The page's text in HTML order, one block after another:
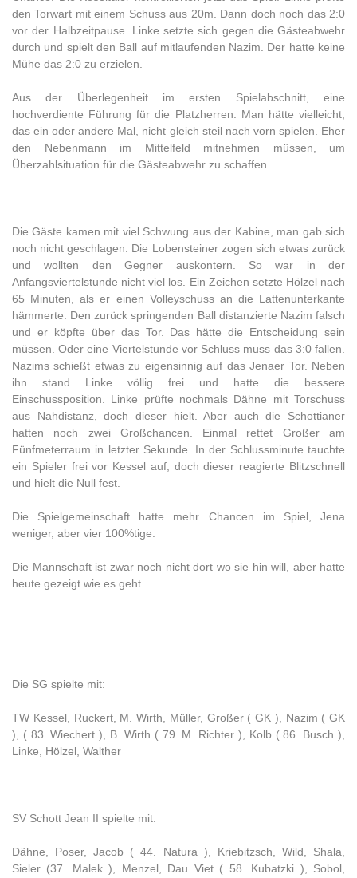
den Torwart mit einem Schuss aus 20m. Dann doch noch das 2:0
vor der Halbzeitpause. Linke setzte sich gegen die Gästeabwehr
durch und spielt den Ball auf mitlaufenden Nazim. Der hatte keine
Mühe das 2:0 zu erzielen.
Aus der Überlegenheit im ersten Spielabschnitt, eine
hochverdiente Führung für die Platzherren. Man hätte vielleicht,
das ein oder andere Mal, nicht gleich steil nach vorn spielen. Eher
den Nebenmann im Mittelfeld mitnehmen müssen, um
Überzahlsituation für die Gästeabwehr zu schaffen.
Die Gäste kamen mit viel Schwung aus der Kabine, man gab sich
noch nicht geschlagen. Die Lobensteiner zogen sich etwas zurück
und wollten den Gegner auskontern. So war in der
Anfangsviertelstunde nicht viel los. Ein Zeichen setzte Hölzel nach
65 Minuten, als er einen Volleyschuss an die Lattenunterkante
hämmerte. Den zurück springenden Ball distanzierte Nazim falsch
und er köpfte über das Tor. Das hätte die Entscheidung sein
müssen. Oder eine Viertelstunde vor Schluss muss das 3:0 fallen.
Nazims schießt etwas zu eigensinnig auf das Jenaer Tor. Neben
ihn stand Linke völlig frei und hatte die bessere
Einschussposition. Linke prüfte nochmals Dähne mit Torschuss
aus Nahdistanz, doch dieser hielt. Aber auch die Schottianer
hatten noch zwei Großchancen. Einmal rettet Großer am
Fünfmeterraum in letzter Sekunde. In der Schlussminute tauchte
ein Spieler frei vor Kessel auf, doch dieser reagierte Blitzschnell
und hielt die Null fest.
Die Spielgemeinschaft hatte mehr Chancen im Spiel, Jena
weniger, aber vier 100%tige.
Die Mannschaft ist zwar noch nicht dort wo sie hin will, aber hatte
heute gezeigt wie es geht.
Die SG spielte mit:
TW Kessel, Ruckert, M. Wirth, Müller, Großer ( GK ), Nazim ( GK
), ( 83. Wiechert ), B. Wirth ( 79. M. Richter ), Kolb ( 86. Busch ),
Linke, Hölzel, Walther
SV Schott Jean II spielte mit:
Dähne, Poser, Jacob ( 44. Natura ), Kriebitzsch, Wild, Shala,
Sieler (37. Malek ), Menzel, Dau Viet ( 58. Kubatzki ), Sobol,